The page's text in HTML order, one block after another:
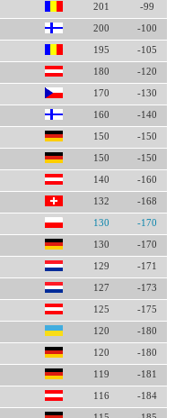
201 -99
200 -100
195 -105
180 -120
170 -130
160 -140
150 -150
150 -150
140 -160
132 -168
130 -170
130 -170
129 -171
127 -173
125 -175
120 -180
120 -180
119 -181
116 -184